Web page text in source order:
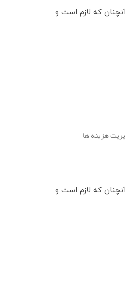
که لازم است و
هزینه ها
که لازم است و